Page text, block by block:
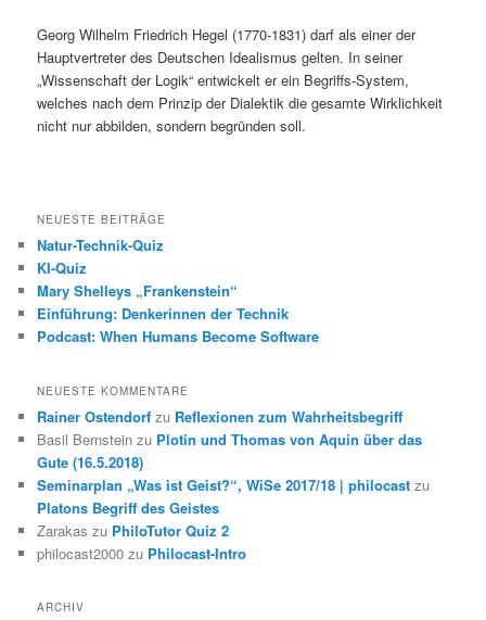
Georg Wilhelm Friedrich Hegel (1770-1831) darf als einer der
Hauptvertreter des Deutschen Idealismus gelten. In seiner
„Wissenschaft der Logik“ entwickelt er ein Begriffs-System,
welches nach dem Prinzip der Dialektik die gesamte Wirklichkeit
nicht nur abbilden, sondern begründen soll.
NEUESTE BEITRÄGE
Natur-Technik-Quiz
KI-Quiz
Mary Shelleys „Frankenstein“
Einführung: Denkerinnen der Technik
Podcast: When Humans Become Software
NEUESTE KOMMENTARE
Rainer Ostendorf zu Reflexionen zum Wahrheitsbegriff
Basil Bernstein zu Plotin und Thomas von Aquin über das
Gute (16.5.2018)
Seminarplan „Was ist Geist?“, WiSe 2017/18 | philocast zu
Platons Begriff des Geistes
Zarakas zu PhiloTutor Quiz 2
philocast2000 zu Philocast-Intro
ARCHIV